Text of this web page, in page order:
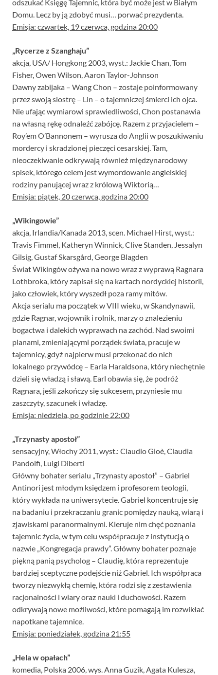
odszukać Księgę Tajemnic, która być może jest w Białym
Domu. Lecz by ją zdobyć musi… porwać prezydenta.
Emisja: czwartek, 19 czerwca, godzina 20:00
„Rycerze z Szanghaju”
akcja, USA/ Hongkong 2003, wyst.: Jackie Chan, Tom
Fisher, Owen Wilson, Aaron Taylor-Johnson
Dawny zabijaka – Wang Chon – zostaje poinformowany
przez swoją siostrę – Lin – o tajemniczej śmierci ich ojca.
Nie ufając wymiarowi sprawiedliwości, Chon postanawia
na własną rękę odnaleźć zabójcę. Razem z przyjacielem –
Roy’em O’Bannonem – wyrusza do Anglii w poszukiwaniu
mordercy i skradzionej pieczęci cesarskiej. Tam,
nieoczekiwanie odkrywają również międzynarodowy
spisek, którego celem jest wymordowanie angielskiej
rodziny panującej wraz z królową Wiktorią…
Emisja: piątek, 20 czerwca, godzina 20:00
„Wikingowie”
akcja, Irlandia/Kanada 2013, scen. Michael Hirst, wyst.:
Travis Fimmel, Katheryn Winnick, Clive Standen, Jessalyn
Gilsig, Gustaf Skarsgård, George Blagden
Świat Wikingów ożywa na nowo wraz z wyprawą Ragnara
Lothbroka, który zapisał się na kartach nordyckiej historii,
jako człowiek, który wyszedł poza ramy mitów.
Akcja serialu ma początek w VIII wieku, w Skandynawii,
gdzie Ragnar, wojownik i rolnik, marzy o znalezieniu
bogactwa i dalekich wyprawach na zachód. Nad swoimi
planami, zmieniającymi porządek świata, pracuje w
tajemnicy, gdyż najpierw musi przekonać do nich
lokalnego przywódcę – Earla Haraldsona, który niechętnie
dzieli się władzą i sławą. Earl obawia się, że podróż
Ragnara, jeśli zakończy się sukcesem, przyniesie mu
zaszczyty, szacunek i władzę.
Emisja: niedziela, po godzinie 22:00
„Trzynasty apostoł”
sensacyjny, Włochy 2011, wyst.: Claudio Gioè, Claudia
Pandolfi, Luigi Diberti
Główny bohater serialu „Trzynasty apostoł” – Gabriel
Antinori jest młodym księdzem i profesorem teologii,
który wykłada na uniwersytecie. Gabriel koncentruje się
na badaniu i przekraczaniu granic pomiędzy nauką, wiarą i
zjawiskami paranormalnymi. Kieruje nim chęć poznania
tajemnic życia, w tym celu współpracuje z instytucją o
nazwie „Kongregacja prawdy”. Główny bohater poznaje
piękną panią psycholog – Claudię, która reprezentuje
bardziej sceptyczne podejście niż Gabriel. Ich współpraca
tworzy niezwykłą chemię, która rodzi się z zestawienia
racjonalności i wiary oraz nauki i duchowości. Razem
odkrywają nowe możliwości, które pomagają im rozwikłać
napotkane tajemnice.
Emisja: poniedziałek, godzina 21:55
„Hela w opałach”
komedia, Polska 2006, wys. Anna Guzik, Agata Kulesza,